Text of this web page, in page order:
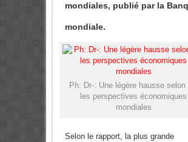
mondiales, publié par la
mondiale.
Ph: Dr-: Une légère hausse selon
les perspectives économiques
mondiales
Selon le rapport, la plus grande